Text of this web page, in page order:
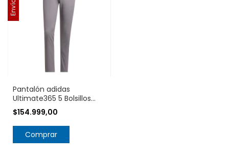
Pantalón adidas
Ultimate365 5 Bolsillos
IW0198
$154.999,00
Comprar